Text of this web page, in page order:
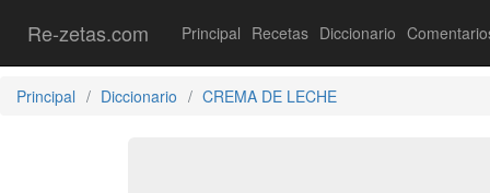
Re-zetas.com Principal Recetas Diccionario
Principal Diccionario CREMA DE LECHE